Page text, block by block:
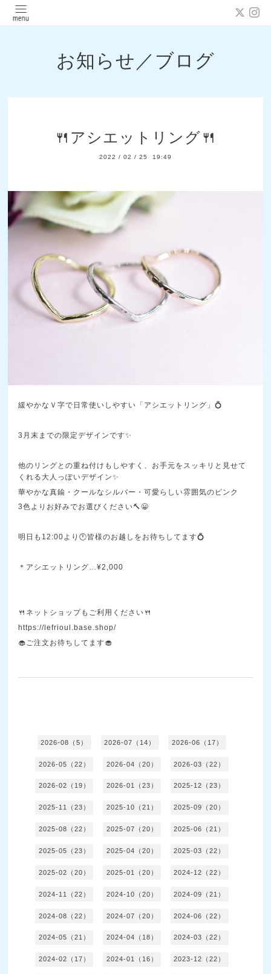
お知らせ／ブログ
🍴アシエットリング🍴
2022 / 02 / 25 19:49
緩やかなＶ字で日常使いしやすい「アシエットリング」💍
3月末までの限定デザインです✨
他のリングとの重ね付けもしやすく、お手元をスッキリと見せて
くれる大人っぽいデザイン✨
華やかな真鍮・クールなシルバー・可愛らしい雰囲気のピンク
3色よりお好みでお選びください🔨😀
明日も12:00より🕛皆様のお越しをお待ちしてます💍
＊アシエットリング…¥2,000
🍴ネットショップもご利用ください🍴
https://lefrioul.base.shop/
🧁ご注文お待ちしてます🧁
2026-08（5） 2026-07（14） 2026-06（17）
2026-05（22） 2026-04（20） 2026-03（22）
2026-02（19） 2026-01（23） 2025-12（23）
2025-11（23） 2025-10（21） 2025-09（20）
2025-08（22） 2025-07（20） 2025-06（21）
2025-05（23） 2025-04（20） 2025-03（22）
2025-02（20） 2025-01（20） 2024-12（22）
2024-11（22） 2024-10（20） 2024-09（21）
2024-08（22） 2024-07（20） 2024-06（22）
2024-05（21） 2024-04（18） 2024-03（22）
2024-02（17） 2024-01（16） 2023-12（22）